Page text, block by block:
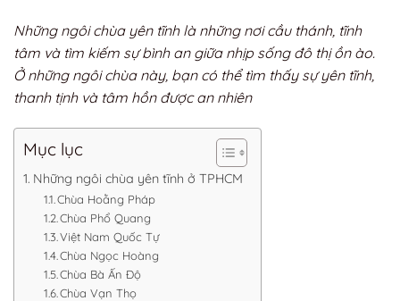
Những ngôi chùa yên tĩnh là những nơi cầu thánh, tĩnh
tâm và tìm kiếm sự bình an giữa nhịp sống đô thị ồn ào.
Ở những ngôi chùa này, bạn có thể tìm thấy sự yên tĩnh,
thanh tịnh và tâm hồn được an nhiên
Mục lục
Những ngôi chùa yên tĩnh ở TPHCM
Chùa Hoằng Pháp
Chùa Phổ Quang
Việt Nam Quốc Tự
Chùa Ngọc Hoàng
Chùa Bà Ấn Độ
Chùa Vạn Thọ